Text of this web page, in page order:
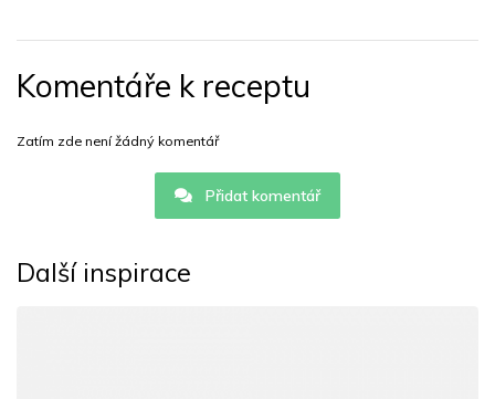
Komentáře k receptu
Zatím zde není žádný komentář
Přidat komentář
Další inspirace